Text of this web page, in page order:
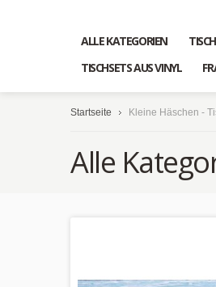
ALLE KATEGORIEN
TISCHSETS AUS VINYL
Startseite Kleine Häschen -
Alle